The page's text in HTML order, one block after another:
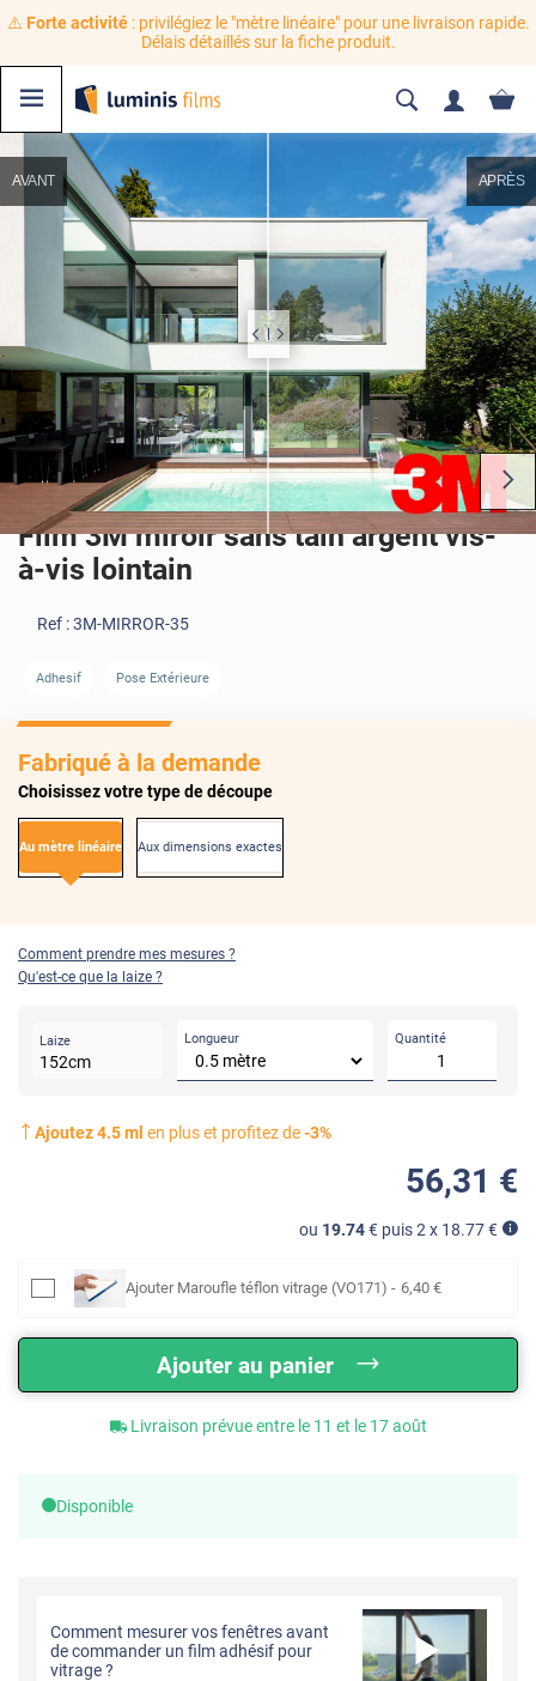
⚠️ Forte activité: privilégiez le "mètre linéaire" pour une livraison rapide.
Délais détaillés sur la fiche produit.
AVANT APRÈS
AVANT
Film 3M miroir sans tain argent vis-
à-vis lointain
Ref :3M-MIRROR-35
Adhesif Pose Extérieure
Fabriqué à la demande
Choisissez votre type de découpe
Au mètre linéaire Aux dimensions exactes
Comment prendre mes mesures ?
Qu'est-ce que la laize ?
Laize
152cm
Longueur Quantité
Ajoutez4.5ml en plus et profitez de-3%
56,31 €
ou 19.74€ puis 2 x 18.77€
Ajouter Maroufle téflon vitrage (VO171) - 6,40 €
Ajouter au panier
Livraison prévue entre le 11 et le 17 août
Disponible
Comment mesurer vos fenêtres avant
de commander un film adhésif pour
vitrage ?